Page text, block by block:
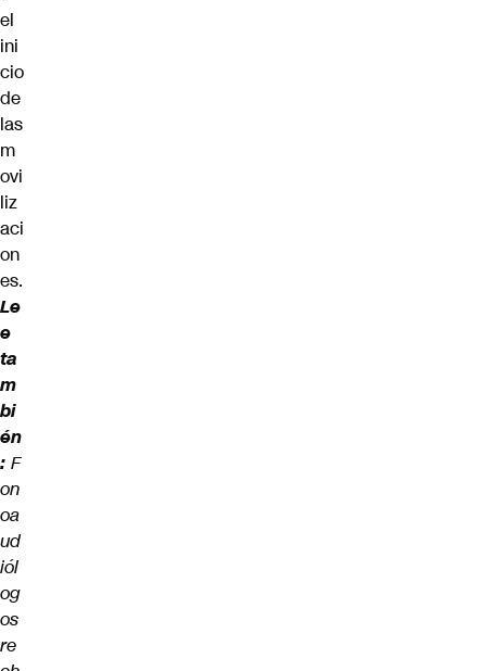
el
ini
cio
de
las
m
ovi
liz
aci
on
es.
Le
e
ta
m
bi
én
: F
on
oa
ud
iól
og
os
re